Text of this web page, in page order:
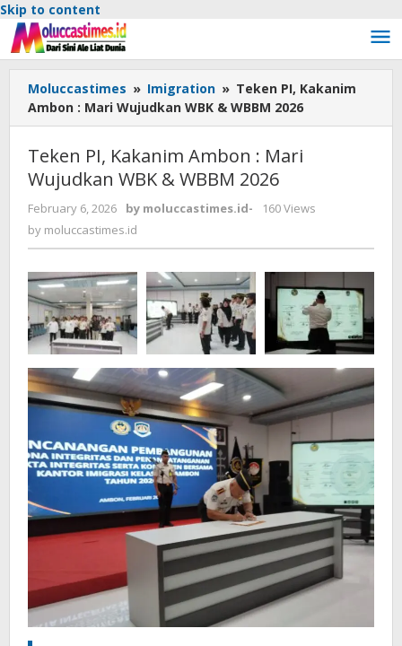
Skip to content
Moluccastimes » Imigration » Teken PI, Kakanim
Ambon : Mari Wujudkan WBK & WBBM 2026
Teken PI, Kakanim Ambon : Mari
Wujudkan WBK & WBBM 2026
February 6, 2026 by moluccastimes.id-
160 Views
by moluccastimes.id